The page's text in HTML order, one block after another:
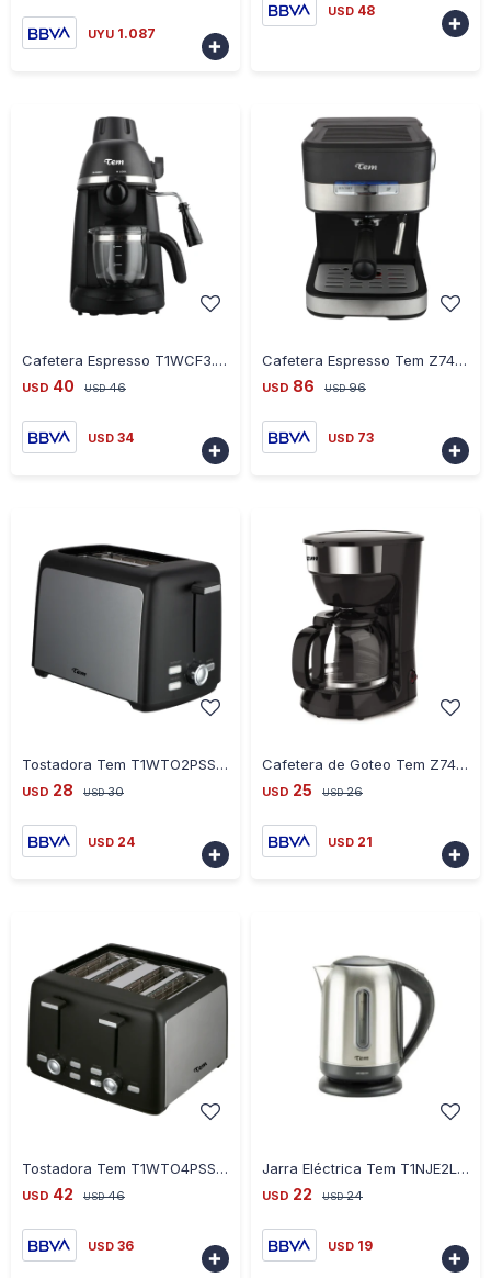
UYU 1.087

USD 48

Cafetera Espresso T1WCF3.5B Z7402 3.5 Bar
USD 40 USD 46
USD 34

Cafetera Espresso Tem Z7403 T1WCF20BS 20BAR
USD 86 USD 96
USD 73

Tostadora Tem T1WTO2PSS7500 2 Panes
USD 28 USD 30
USD 24

Cafetera de Goteo Tem Z7400 T1WCF900W 900W
USD 25 USD 26
USD 21

Tostadora Tem T1WTO4PSS 4 Panes 1600W
USD 42 USD 46
USD 36

Jarra Eléctrica Tem T1NJE2LSS 1.7L 2000W
USD 22 USD 24
USD 19
